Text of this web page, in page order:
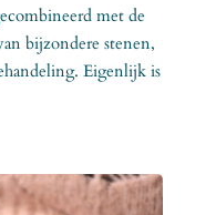
met de
bijzondere stenen,
Eigenlijk is